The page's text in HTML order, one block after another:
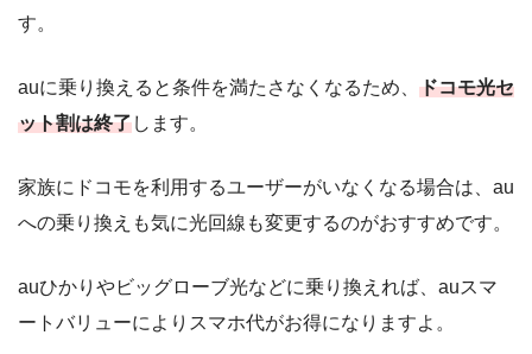
す。
auに乗り換えると条件を満たさなくなるため、 ドコモ光セ
ット割は終了します。
家族にドコモを利用するユーザーがいなくなる場合は、au
への乗り換えも気に光回線も変更するのがおすすめです。
auひかりやビッグローブ光などに乗り換えれば、auスマ
ートバリューによりスマホ代がお得になりますよ。